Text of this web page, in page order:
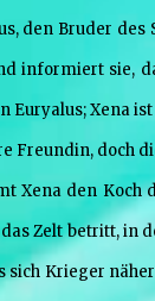
den Bruder
informiert sie,
Xena ist
Freundin, doch
Xena den
Zelt betritt, in
Krieger